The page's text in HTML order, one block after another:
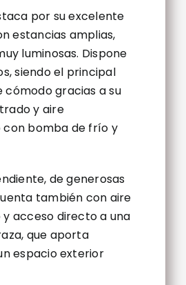
por su excelente
estancias amplias,
luminosas. Dispone
siendo el principal
gracias a su
y aire
con bomba de frío y
de generosas
también con aire
acceso directo a una
que aporta
espacio exterior